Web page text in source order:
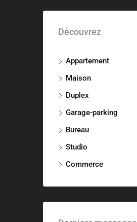
Découvrez
Appartement
Maison
Duplex
Garage-parking
Bureau
Studio
Commerce